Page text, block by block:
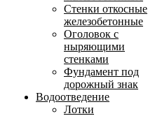
Стенки откосные
железобетонные
Оголовок с
ныряющими
стенками
Фундамент под
дорожный знак
Водоотведение
Лотки